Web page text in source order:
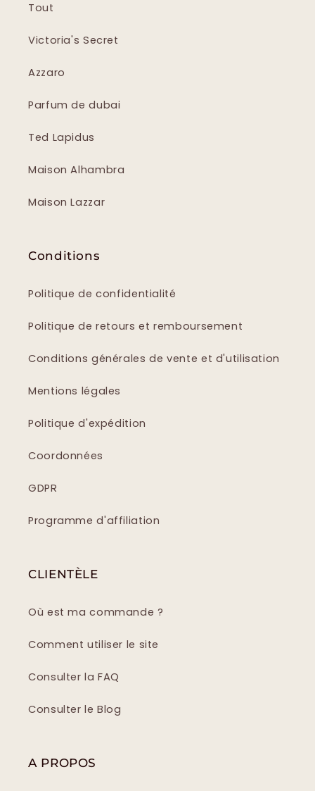
Tout
Victoria's Secret
Azzaro
Parfum de dubai
Ted Lapidus
Maison Alhambra
Maison Lazzar
Conditions
Politique de confidentialité
Politique de retours et remboursement
Conditions générales de vente et d'utilisation
Mentions légales
Politique d'expédition
Coordonnées
GDPR
Programme d'affiliation
CLIENTÈLE
Où est ma commande ?
Comment utiliser le site
Consulter la FAQ
Consulter le Blog
A PROPOS